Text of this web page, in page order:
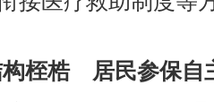
构桎梏 居民参保自